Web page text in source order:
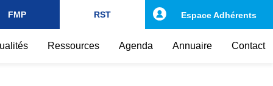
FMP RST
Ressources Agenda Annuaire Contact
Espace Adhérents